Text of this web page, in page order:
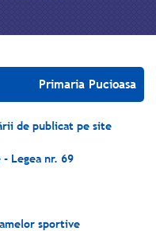
Primaria Pucioasa
de publicat pe site
Legea nr. 69
sportive